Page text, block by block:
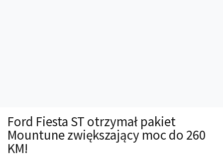
Technika jazdy
Oświetlenie
Kalkulatory
Ford Fiesta ST otrzymał pakiet
Mountune zwiększający moc do 260
KM!